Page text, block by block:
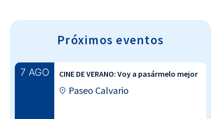
Próximos eventos
7 AGO CINE DE VERANO: Voy a pasármelo mejor
Paseo Calvario